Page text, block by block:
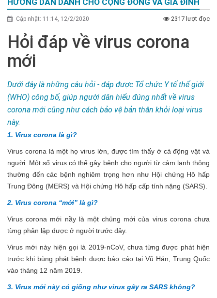
HƯỚNG DẪN DÀNH CHO CỘNG ĐỒNG VÀ GIA ĐÌNH
Cập nhật: 11:14, 12/2/2020 2317 lượt đọc
Hỏi đáp về virus corona
mới
Dưới đây là những câu hỏi - đáp được Tổ chức Y tế thế giới
(WHO) công bố, giúp người dân hiểu đúng nhất về virus
corona mới cũng như cách bảo vệ bản thân khỏi loại virus
này.
1. Virus corona là gì?
Virus corona là một họ virus lớn, được tìm thấy ở cả động vật và
người. Một số virus có thể gây bệnh cho người từ cảm lạnh thông
thường đến các bệnh nghiêm trọng hơn như Hội chứng Hô hấp
Trung Đông (MERS) và Hội chứng Hô hấp cấp tính nặng (SARS).
2. Virus corona “mới” là gì?
Virus corona mới nầy là một chủng mới của virus corona chưa
từng phân lập được ở người trước đây.
Virus mới này hiện gọi là 2019-nCoV, chưa từng được phát hiện
trước khi bùng phát bệnh được báo cáo tại Vũ Hán, Trung Quốc
vào tháng 12 năm 2019.
3. Virus mới này có giống như virus gây ra SARS không?